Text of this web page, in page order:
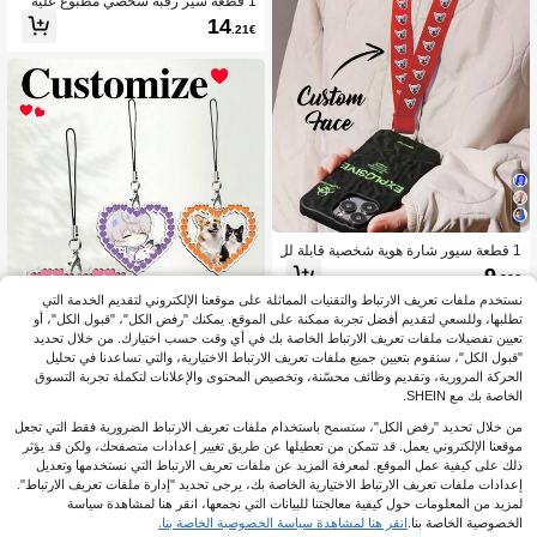
1 قطعة سيور شارة هوية شخصية قابلة لل
تخصيص، حامل شارة هوية مع مشبك قابل
قابل لإعادة الاستخدام، حديث، مخصص، ف
ريد
9.86€
شعار أو صورة أو نص، مع مشبك هوية وإب
زيم أمان، قابل للتخصيص بشعار الشركة
عمل المكتبي والأحداث التجارية والأنشط
ة الشركة وبناء الفريق والمعارض والمؤت
مرات وللموظفين المدرسيين والاستخدام
اليومي، متوفر بخيارات ألوان متعددة لحام
ل بطاقة الهوية أو المفتاح
14.21€
4
1 قطعة سلسلة مفاتيح شخصية للهاتف -
صورة شخصية مخصصة، شعار الشركة، م
شاهير، حيوانات أليفة، تذكار السيارة، سي
ر هاتف قصير، معصم أكريليك، هدية عيد ال
حب، عيد الميلاد، قلادة صغيرة جميلة للج
نسين
8.40€
نستخدم ملفات تعريف الارتباط والتقنيات المماثلة على موقعنا الإلكتروني لتقديم الخدمة التي
تطلبها، وللسعي لتقديم أفضل تجربة ممكنة على الموقع. يمكنك "رفض الكل"، "قبول الكل"، أو
تعيين تفضيلات ملفات تعريف الارتباط الخاصة بك في أي وقت حسب اختيارك. من خلال تحديد
"قبول الكل"، سنقوم بتعيين جميع ملفات تعريف الارتباط الاختيارية، والتي تساعدنا في تحليل
الحركة المرورية، وتقديم وظائف محسّنة، وتخصيص المحتوى والإعلانات لتكملة تجربة التسوق
الخاصة بك مع SHEIN.
من خلال تحديد "رفض الكل"، ستسمح باستخدام ملفات تعريف الارتباط الضرورية فقط التي تجعل
موقعنا الإلكتروني يعمل. قد تتمكن من تعطيلها عن طريق تغيير إعدادات متصفحك، ولكن قد يؤثر
ذلك على كيفية عمل الموقع. لمعرفة المزيد عن ملفات تعريف الارتباط التي نستخدمها وتعديل
إعدادات ملفات تعريف الارتباط الاختيارية الخاصة بك، يرجى تحديد "إدارة ملفات تعريف الارتباط".
لمزيد من المعلومات حول كيفية معالجتنا للبيانات التي نجمعها، انقر هنا لمشاهدة سياسة
الخصوصية الخاصة بنا. انقر هنا لمشاهدة سياسة الخصوصية الخاصة بنا.